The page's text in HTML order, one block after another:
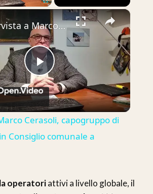
Fullscreen ×
Play
Video
Intervista a Marco Cerasoli, capogruppo di opposizione in Consiglio comunale a Valbrembo
Cerasoli, capogruppo di
Consiglio comunale a
operatoriattivi a livello globale, il